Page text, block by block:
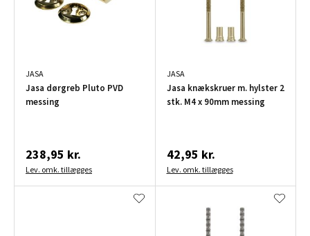
JASA
Jasa dørgreb Pluto PVD
messing
238,95 kr.
Lev. omk. tillægges
JASA
Jasa knækskruer m. hylster 2
stk. M4 x 90mm messing
42,95 kr.
Lev. omk. tillægges